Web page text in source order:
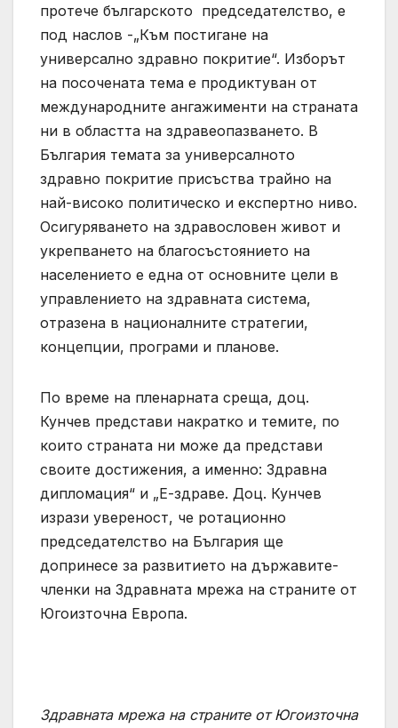
протече българското председателство, е
под наслов -„Към постигане на
универсално здравно покритие“. Изборът
на посочената тема е продиктуван от
международните ангажименти на страната
ни в областта на здравеопазването. В
България темата за универсалното
здравно покритие присъства трайно на
най-високо политическо и експертно ниво.
Осигуряването на здравословен живот и
укрепването на благосъстоянието на
населението е една от основните цели в
управлението на здравната система,
отразена в националните стратегии,
концепции, програми и планове.
По време на пленарната среща, доц.
Кунчев представи накратко и темите, по
които страната ни може да представи
своите достижения, а именно: Здравна
дипломация“ и „Е-здраве. Доц. Кунчев
изрази увереност, че ротационно
председателство на България ще
допринесе за развитието на държавите-
членки на Здравната мрежа на страните от
Югоизточна Европа.
Здравната мрежа на страните от Югоизточна